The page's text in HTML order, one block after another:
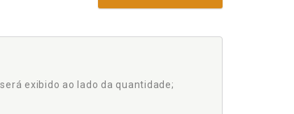
exibido ao lado da quantidade;